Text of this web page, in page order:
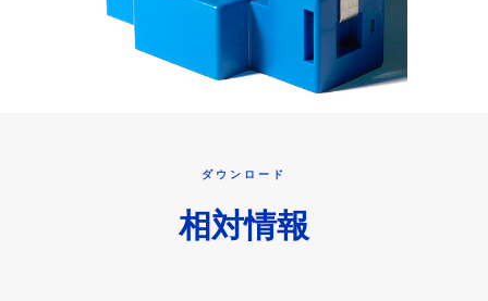
ダウンロード
相対情報